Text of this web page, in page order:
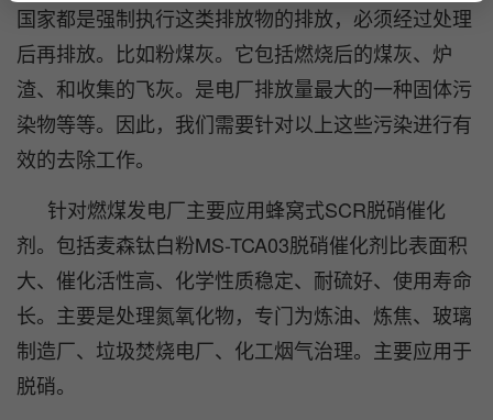
国家都是强制执行这类排放物的排放，必须经过处理
后再排放。比如粉煤灰。它包括燃烧后的煤灰、炉
渣、和收集的飞灰。是电厂排放量最大的一种固体污
染物等等。因此，我们需要针对以上这些污染进行有
效的去除工作。
针对燃煤发电厂主要应用蜂窝式SCR脱硝催化
剂。包括麦森钛白粉MS-TCA03脱硝催化剂比表面积
大、催化活性高、化学性质稳定、耐硫好、使用寿命
长。主要是处理氮氧化物，专门为炼油、炼焦、玻璃
制造厂、垃圾焚烧电厂、化工烟气治理。主要应用于
脱硝。